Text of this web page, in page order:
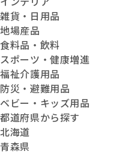
雑貨・日用品
地場産品
食料品・飲料
スポーツ・健康増進
福祉介護用品
防災・避難用品
ベビー・キッズ用品
都道府県から探す
北海道
青森県